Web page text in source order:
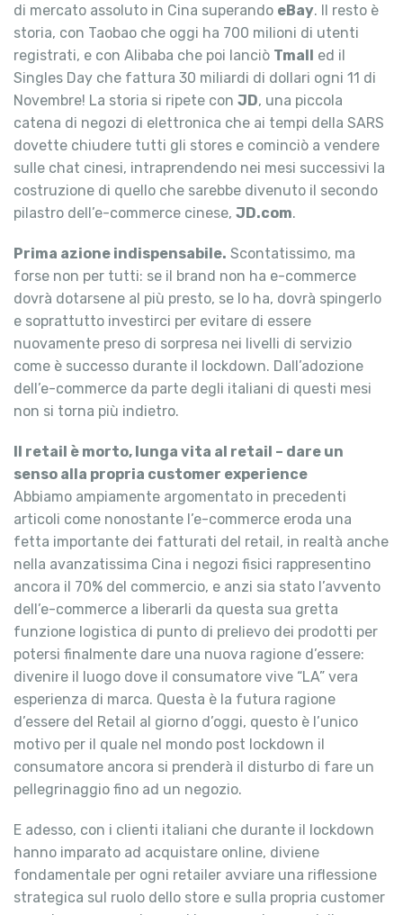
di mercato assoluto in Cina superando eBay. Il resto è
storia, con Taobao che oggi ha 700 milioni di utenti
registrati, e con Alibaba che poi lanciò Tmall ed il
Singles Day che fattura 30 miliardi di dollari ogni 11 di
Novembre! La storia si ripete con JD, una piccola
catena di negozi di elettronica che ai tempi della SARS
dovette chiudere tutti gli stores e cominciò a vendere
sulle chat cinesi, intraprendendo nei mesi successivi la
costruzione di quello che sarebbe divenuto il secondo
pilastro dell’e-commerce cinese, JD.com.
Prima azione indispensabile. Scontatissimo, ma
forse non per tutti: se il brand non ha e-commerce
dovrà dotarsene al più presto, se lo ha, dovrà spingerlo
e soprattutto investirci per evitare di essere
nuovamente preso di sorpresa nei livelli di servizio
come è successo durante il lockdown. Dall’adozione
dell’e-commerce da parte degli italiani di questi mesi
non si torna più indietro.
Il retail è morto, lunga vita al retail – dare un
senso alla propria customer experience
Abbiamo ampiamente argomentato in precedenti
articoli come nonostante l’e-commerce eroda una
fetta importante dei fatturati del retail, in realtà anche
nella avanzatissima Cina i negozi fisici rappresentino
ancora il 70% del commercio, e anzi sia stato l’avvento
dell’e-commerce a liberarli da questa sua gretta
funzione logistica di punto di prelievo dei prodotti per
potersi finalmente dare una nuova ragione d’essere:
divenire il luogo dove il consumatore vive “LA” vera
esperienza di marca. Questa è la futura ragione
d’essere del Retail al giorno d’oggi, questo è l’unico
motivo per il quale nel mondo post lockdown il
consumatore ancora si prenderà il disturbo di fare un
pellegrinaggio fino ad un negozio.
E adesso, con i clienti italiani che durante il lockdown
hanno imparato ad acquistare online, diviene
fondamentale per ogni retailer avviare una riflessione
strategica sul ruolo dello store e sulla propria customer